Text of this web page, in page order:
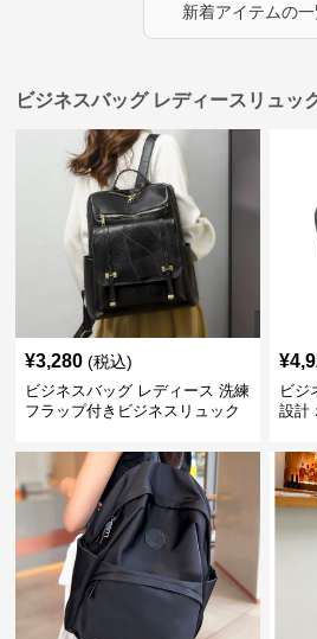
新着アイテムの
ビジネスバッグ レディースリュッ
¥3,280 (税込)
ビジネスバッグ レディース 洗練
フラップ付きビジネスリュック
¥
ビジ
設計